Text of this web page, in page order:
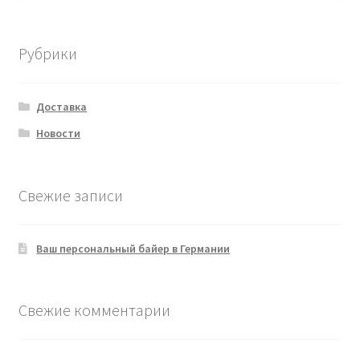
Рубрики
Доставка
Новости
Свежие записи
Ваш персональный байер в Германии
Свежие комментарии